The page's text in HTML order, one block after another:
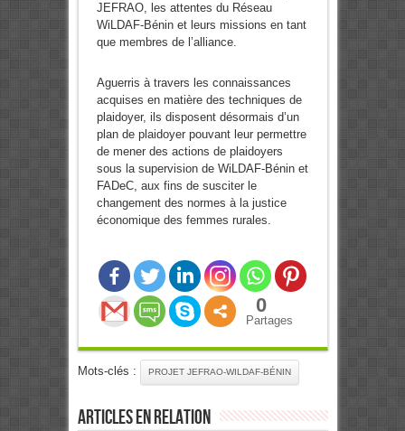
JEFRAO, les attentes du Réseau
WiLDAF-Bénin et leurs missions en tant
que membres de l’alliance.
Aguerris à travers les connaissances
acquises en matière des techniques de
plaidoyer, ils disposent désormais d’un
plan de plaidoyer pouvant leur permettre
de mener des actions de plaidoyers
sous la supervision de WiLDAF-Bénin et
FADeC, aux fins de susciter le
changement des normes à la justice
économique des femmes rurales.
0
Partages
Mots-clés : PROJET JEFRAO-WILDAF-BÉNIN
Articles en relation